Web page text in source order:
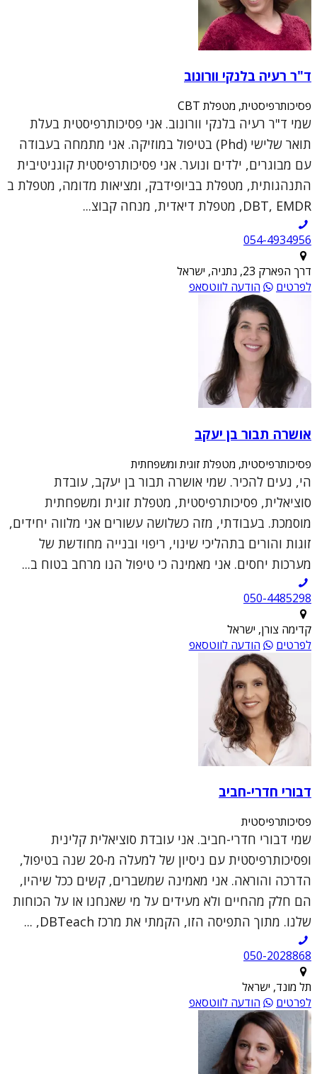
ד"ר רעיה בלנקי וורונוב
פסיכותרפיסטית, מטפלת CBT
שמי ד"ר רעיה בלנקי וורונוב. אני פסיכותרפיסטית בעלת
תואר שלישי (Phd) בטיפול במוזיקה. אני מתמחה בעבודה
עם מבוגרים, ילדים ונוער. אני פסיכותרפיסטית קוגניטיבית
התנהגותית, מטפלת בביופידבק, ומציאות מדומה, מטפלת ב
DBT, EMDR, מטפלת דיאדית, מנחה קבוצ...
054-4934956
דרך הפארק 23, נתניה, ישראל
לפרטים
הודעה לווטסאפ
אושרה תבור בן יעקב
פסיכותרפיסטית, מטפלת זוגית ומשפחתית
הי, נעים להכיר. שמי אושרה תבור בן יעקב, עובדת
סוציאלית, פסיכותרפיסטית, מטפלת זוגית ומשפחתית
מוסמכת. בעבודתי, מזה כשלושה עשורים אני מלווה יחידים,
זוגות והורים בתהליכי שינוי, ריפוי ובנייה מחודשת של
מערכות יחסים. אני מאמינה כי טיפול הנו מרחב בטוח ב...
050-4485298
קדימה צורן, ישראל
לפרטים
הודעה לווטסאפ
דבורי חדרי-חביב
פסיכותרפיסטית
שמי דבורי חדרי-חביב. אני עובדת סוציאלית קלינית
ופסיכותרפיסטית עם ניסיון של למעלה מ-20 שנה בטיפול,
הדרכה והוראה. אני מאמינה שמשברים, קשים ככל שיהיו,
הם חלק מהחיים ולא מעידים על מי שאנחנו או על הכוחות
שלנו. מתוך התפיסה הזו, הקמתי את מרכז DBTeach, ...
050-2028868
תל מונד, ישראל
לפרטים
הודעה לווטסאפ